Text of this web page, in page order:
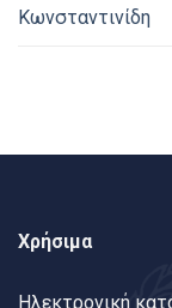
Κωνσταντινίδη
Χρήσιμα
Ηλεκτρονική